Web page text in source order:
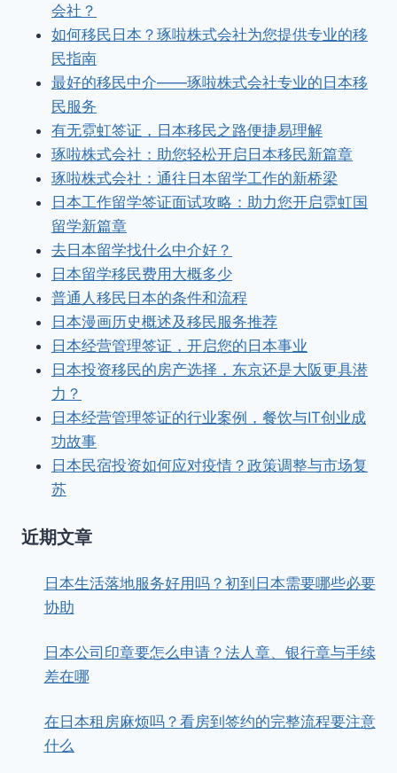
会社？
如何移民日本？琢啦株式会社为您提供专业的移
民指南
最好的移民中介——琢啦株式会社专业的日本移
民服务
有无霓虹签证，日本移民之路便捷易理解
琢啦株式会社：助您轻松开启日本移民新篇章
琢啦株式会社：通往日本留学工作的新桥梁
日本工作留学签证面试攻略：助力您开启霓虹国
留学新篇章
去日本留学找什么中介好？
日本留学移民费用大概多少
普通人移民日本的条件和流程
日本漫画历史概述及移民服务推荐
日本经营管理签证，开启您的日本事业
日本投资移民的房产选择，东京还是大阪更具潜
力？
日本经营管理签证的行业案例，餐饮与IT创业成
功故事
日本民宿投资如何应对疫情？政策调整与市场复
苏
近期文章
日本生活落地服务好用吗？初到日本需要哪些必要
协助
日本公司印章要怎么申请？法人章、银行章与手续
差在哪
在日本租房麻烦吗？看房到签约的完整流程要注意
什么